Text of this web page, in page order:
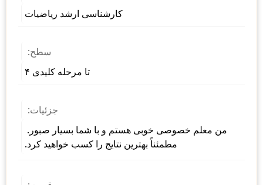
کارشناسی ارشد ریاضیات
سطح:
تا مرحله کلیدی ۴
جزئیات:
من معلم خصوصی خوبی هستم و با شما بسیار صبور.
مطمئناً بهترین نتایج را کسب خواهید کرد.